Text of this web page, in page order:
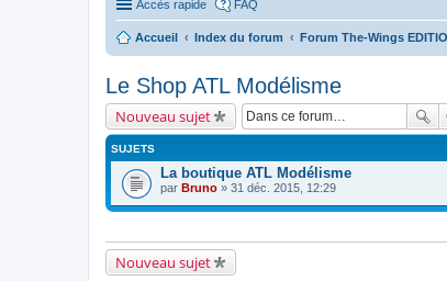
Accès rapide FAQ
Accueil Index du forum Forum The-Wings
Le Shop ATL Modélisme
Nouveau sujet
SUJETS
La boutique ATL Modélisme
par Bruno » 31 déc. 2015, 12:29
Nouveau sujet